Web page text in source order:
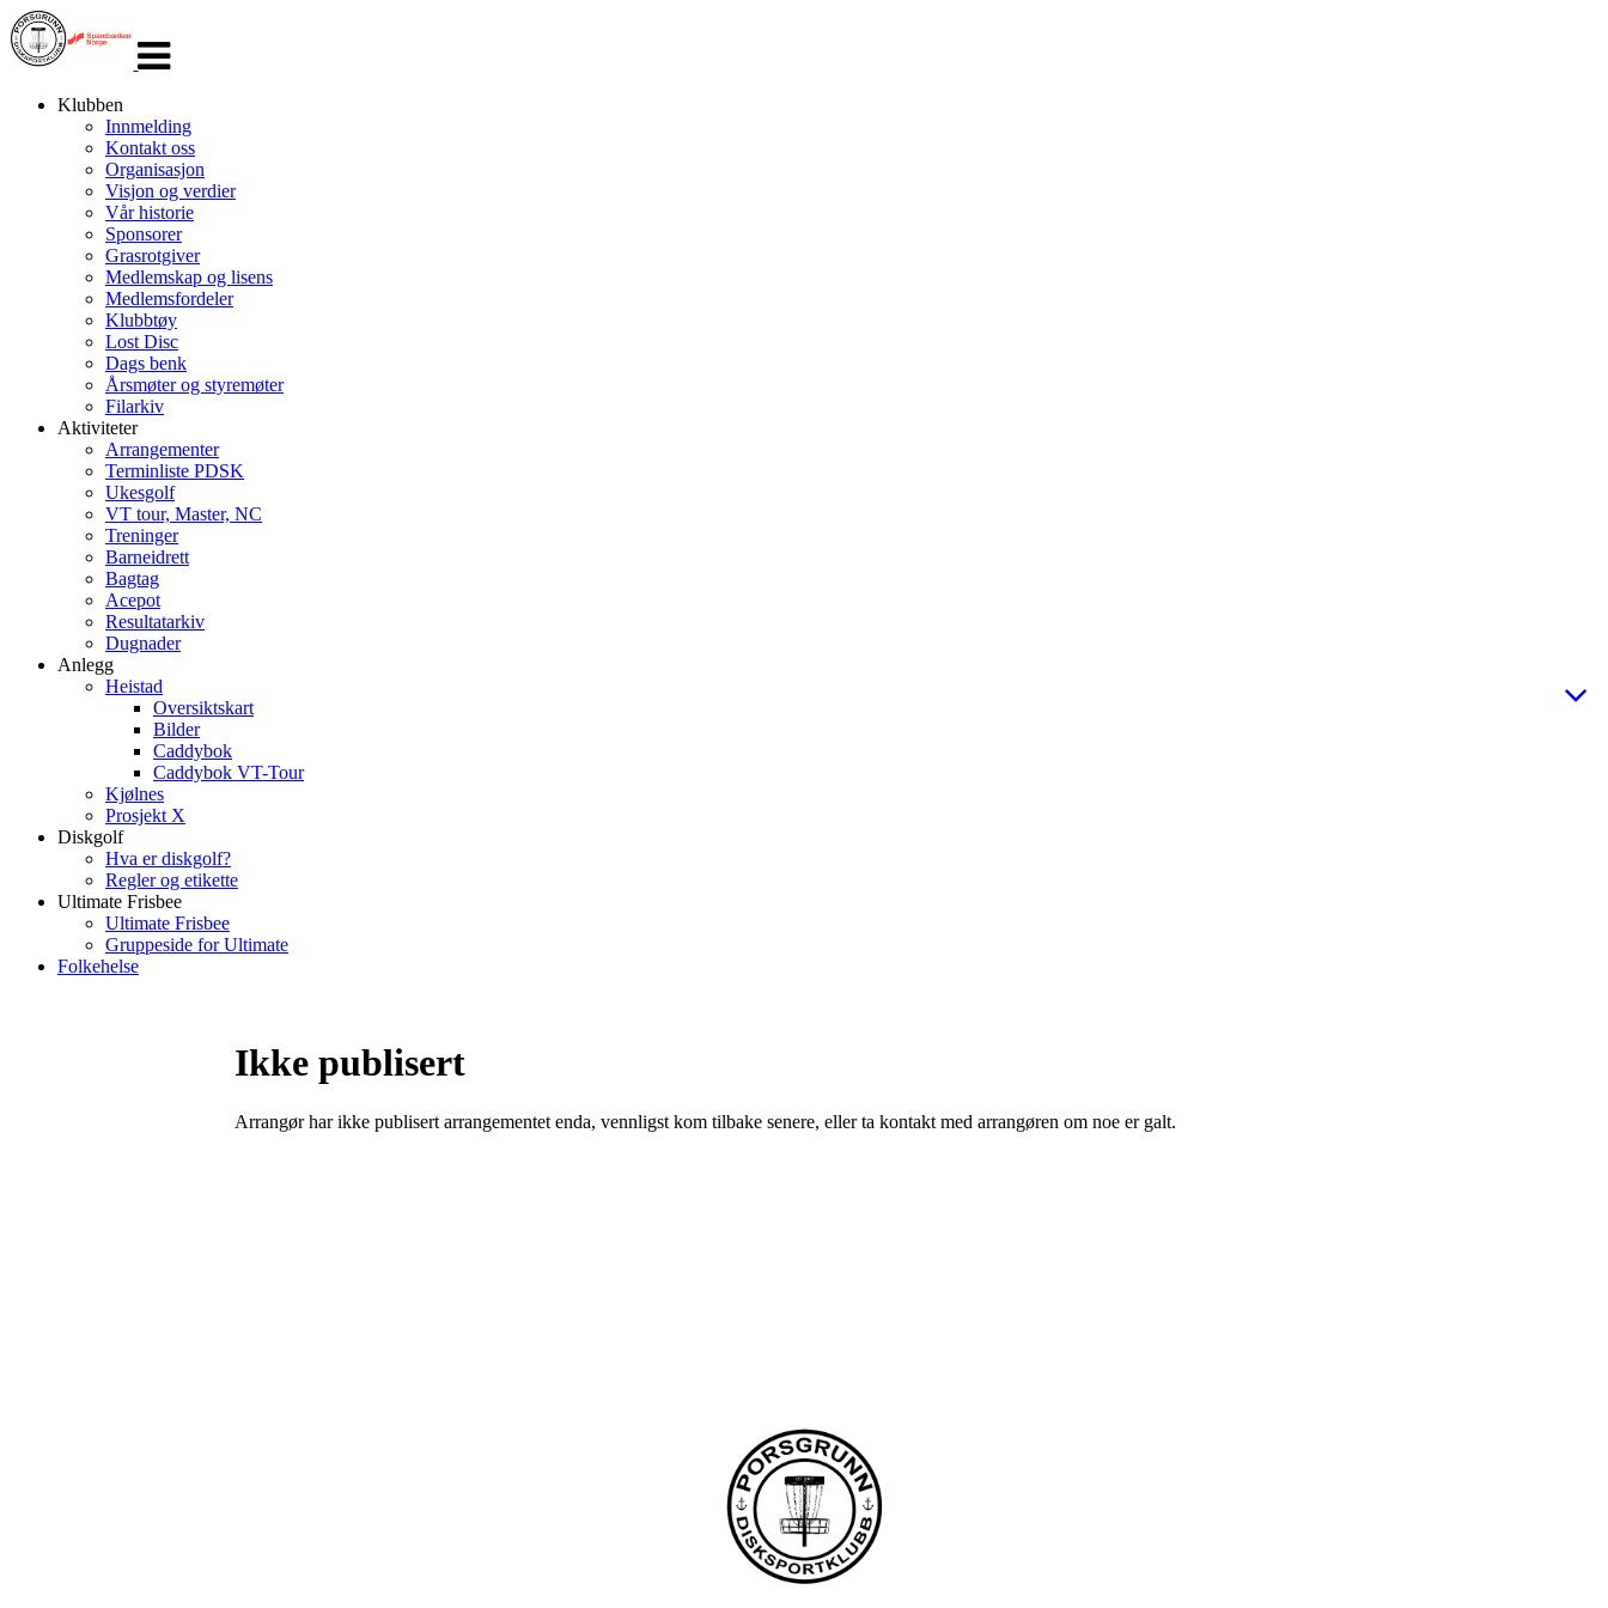
navigasjon
Klubben
Innmelding
Kontakt oss
Organisasjon
Visjon og verdier
Vår historie
Sponsorer
Grasrotgiver
Medlemskap og lisens
Medlemsfordeler
Klubbtøy
Lost Disc
Dags benk
Årsmøter og styremøter
Filarkiv
Aktiviteter
Arrangementer
Terminliste PDSK
Ukesgolf
VT tour, Master, NC
Treninger
Barneidrett
Bagtag
Acepot
Resultatarkiv
Dugnader
Anlegg
Heistad
Oversiktskart
Bilder
Caddybok
Caddybok VT-Tour
Kjølnes
Prosjekt X
Diskgolf
Hva er diskgolf?
Regler og etikette
Ultimate Frisbee
Ultimate Frisbee
Gruppeside for Ultimate
Folkehelse
Ikke publisert
Arrangør har ikke publisert arrangementet enda, vennligst kom tilbake senere, eller ta kontakt med arrangøren om noe er galt.